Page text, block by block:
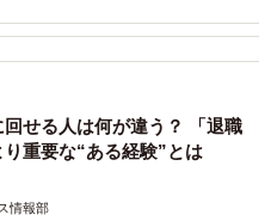
ます。さらに妹からは相続
らないのでしょうか。北摂
松尾武将さんに聞きまし
せる人は何が違う？ 「退職
重要な“ある経験”とは
情報部